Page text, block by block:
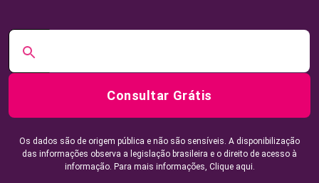
Consultar Grátis
Os dados são de origem pública e não são sensíveis. A disponibilização
das informações observa a legislação brasileira e o direito de acesso à
informação. Para mais informações, Clique aqui.